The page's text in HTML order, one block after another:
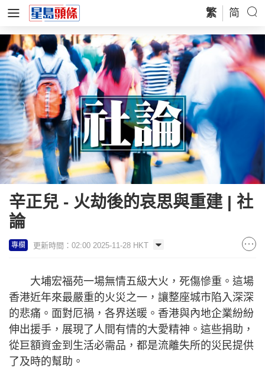
繁 简
辛正兒 - 火劫後的哀思與重建 | 社
論
專欄 更新時間：02:00 2025-11-28 HKT
大埔宏福苑一場無情五級大火，死傷慘重。這場
香港近年來最嚴重的火災之一，讓整座城市陷入深深
的悲痛。面對厄禍，各界送暖。香港與內地企業紛紛
伸出援手，展現了人間有情的大愛精神。這些捐助，
從巨額資金到生活必需品，都是流離失所的災民提供
了及時的幫助。